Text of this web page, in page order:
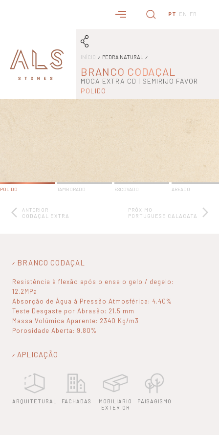
PT EN FR
INÍCIO PEDRA NATURAL
BRANCO CODAÇAL
MOCA EXTRA CD | SEMIRIJO FAVOR
POLIDO
POLIDO TAMBORADO ESCOVADO AREADO
ANTERIOR
CODAÇAL EXTRA
PRÓXIMO
PORTUGUESE CALACATA
BRANCO CODAÇAL
Resistência à flexão após o ensaio gelo / degelo:
12.2MPa
Absorção de Água à Pressão Atmosférica: 4.40%
Teste Desgaste por Abrasão: 21.5 mm
Massa Volúmica Aparente: 2340 Kg/m3
Porosidade Aberta: 9.80%
APLICAÇÃO
ARQUITETURAL FACHADAS
MOBILIARIO
EXTERIOR
PAISAGISMO